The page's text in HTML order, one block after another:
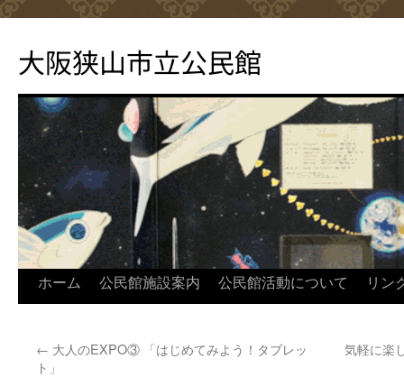
テ
ン
へ
ッ
大阪狭山市立公民館
ホーム 公民館施設案内 公民館活動について リン
← 大人のEXPO③ 「はじめてみよう！タブレッ
ト」
気軽に楽